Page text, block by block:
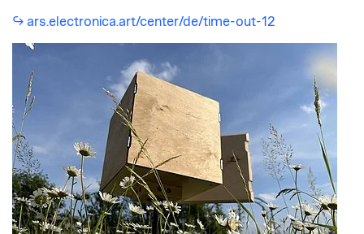
ars.electronica.art/center/de/time-out-12